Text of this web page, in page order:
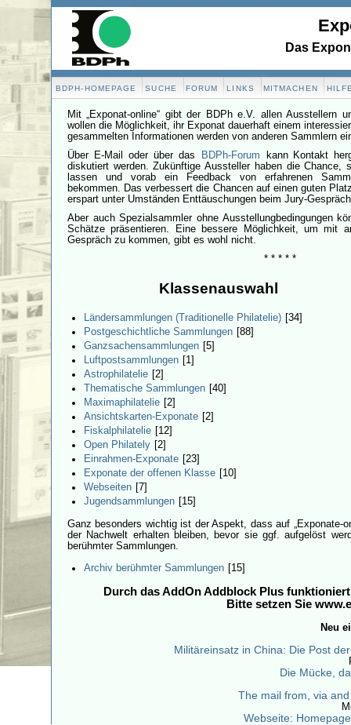
Das
BDPH-HOMEPAGE SUCHE FORUM LINKS MITMACHEN
Mit „Exponat-online“ gibt der BDPh e.V. allen Ausstellern
wollen die Möglichkeit, ihr Exponat dauerhaft einem
gesammelten Informationen werden von anderen Sammlern
Über E-Mail oder über das
BDPh-Forum
kann Kontakt
diskutiert werden. Zukünftige Aussteller haben die Chance,
lassen und vorab ein Feedback von erfahrenen
bekommen. Das verbessert die Chancen auf einen guten
erspart unter Umständen Enttäuschungen beim Jury-
Aber auch Spezialsammler ohne Ausstellungbedingungen
Schätze präsentieren. Eine bessere Möglichkeit, um mit
Gespräch zu kommen, gibt es wohl nicht.
* * * * *
Klassenauswahl
Ländersammlungen (Traditionelle Philatelie) [34]
Postgeschichtliche Sammlungen [88]
Ganzsachensammlungen [5]
Luftpostsammlungen [1]
Astrophilatelie [2]
Thematische Sammlungen [40]
Maximaphilatelie [2]
Ansichtskarten-Exponate [2]
Fiskalphilatelie [12]
Open Philately [2]
Einrahmen-Exponate [23]
Exponate der offenen Klasse [10]
Webseiten [7]
Jugendsammlungen [15]
Ganz besonders wichtig ist der Aspekt, dass auf „Exponate-
der Nachwelt erhalten bleiben, bevor sie ggf. aufgelöst
berühmter Sammlungen.
Archiv berühmter Sammlungen [15]
Durch das AddOn Addblock Plus
Bitte setzen Sie
Neu
Militäreinsatz in China: Die Post
Die Mücke,
The mail from, via
Webseite: